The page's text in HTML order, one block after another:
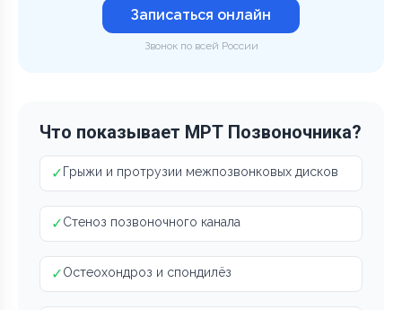
Записаться онлайн
Звонок по всей России
Что показывает МРТ Позвоночника?
✓ Грыжи и протрузии межпозвонковых дисков
✓Стеноз позвоночного канала
✓Остеохондроз и спондилёз